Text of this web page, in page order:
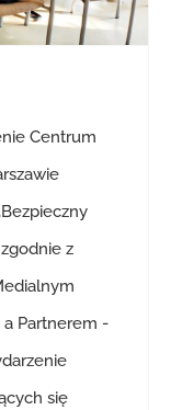
Centrum
z
a Partnerem -
się